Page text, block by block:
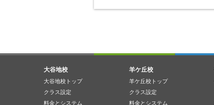
大谷地校
大谷地校トップ
クラス設定
料金とシステム
羊ケ丘校
羊ケ丘校トップ
クラス設定
料金とシステム